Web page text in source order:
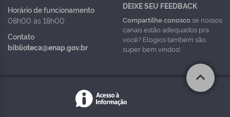
Horário de funcionamento
08h00 às 18h00
Contato
biblioteca@enap.gov.br
DEIXE SEU FEEDBACK
Compartilhe conoscose nossos
canais estão adequados pra
você? Elogios também são
super bem vindos!